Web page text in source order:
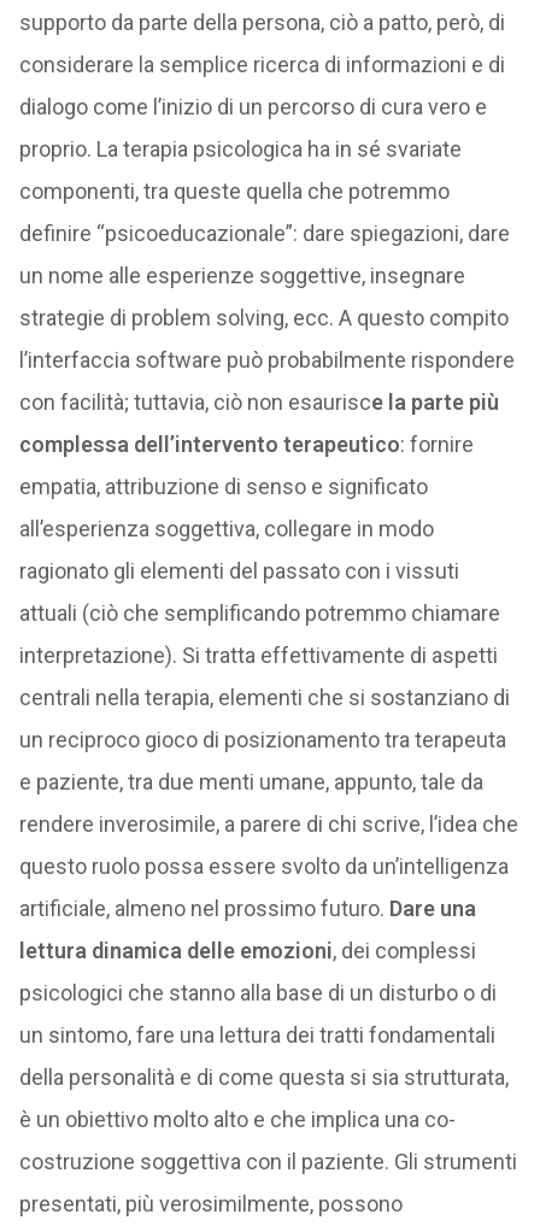
supporto da parte della persona, ciò a patto, però, di
considerare la semplice ricerca di informazioni e di
dialogo come l’inizio di un percorso di cura vero e
proprio. La terapia psicologica ha in sé svariate
componenti, tra queste quella che potremmo
definire “psicoeducazionale”: dare spiegazioni, dare
un nome alle esperienze soggettive, insegnare
strategie di problem solving, ecc. A questo compito
l’interfaccia software può probabilmente rispondere
con facilità; tuttavia, ciò non esaurisce la parte più
complessa dell’intervento terapeutico: fornire
empatia, attribuzione di senso e significato
all’esperienza soggettiva, collegare in modo
ragionato gli elementi del passato con i vissuti
attuali (ciò che semplificando potremmo chiamare
interpretazione). Si tratta effettivamente di aspetti
centrali nella terapia, elementi che si sostanziano di
un reciproco gioco di posizionamento tra terapeuta
e paziente, tra due menti umane, appunto, tale da
rendere inverosimile, a parere di chi scrive, l’idea che
questo ruolo possa essere svolto da un’intelligenza
artificiale, almeno nel prossimo futuro. Dare una
lettura dinamica delle emozioni, dei complessi
psicologici che stanno alla base di un disturbo o di
un sintomo, fare una lettura dei tratti fondamentali
della personalità e di come questa si sia strutturata,
è un obiettivo molto alto e che implica una co-
costruzione soggettiva con il paziente. Gli strumenti
presentati, più verosimilmente, possono